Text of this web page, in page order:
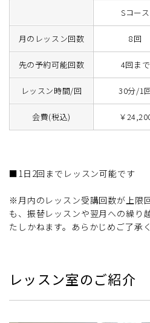
Sコース
月のレッスン回数 8回
先の予約可能回数 4回まで
レッスン時間/回 30分/1
会費(税込) ￥
■1日2回までレッスン可能です
※月内のレッスン受講回数が上限
も、振替レッスンや翌月への繰り
たしかねます。あらかじめご了承
レッスン室のご紹介